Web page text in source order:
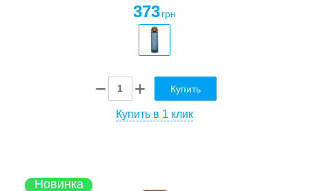
373 грн
Купить
Купить в 1 клик
Новинка